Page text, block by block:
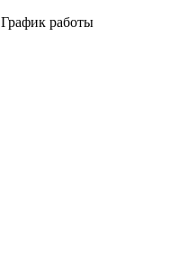
График работы